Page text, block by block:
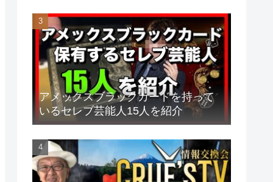
アメックスブラックカードを持って
いるセレブ芸能人15人を紹介